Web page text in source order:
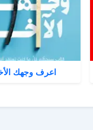
اعرف وجهك